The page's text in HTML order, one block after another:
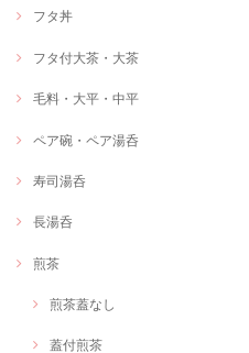
フタ丼
フタ付大茶・大茶
毛料・大平・中平
ペア碗・ペア湯呑
寿司湯呑
長湯呑
煎茶
煎茶蓋なし
蓋付煎茶